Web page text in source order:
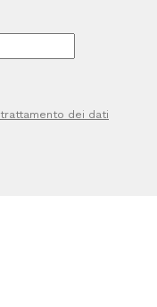
trattamento dei dati